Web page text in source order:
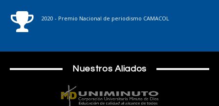
2020 - Premio Nacional de periodismo CAMACOL
Nuestros Aliados